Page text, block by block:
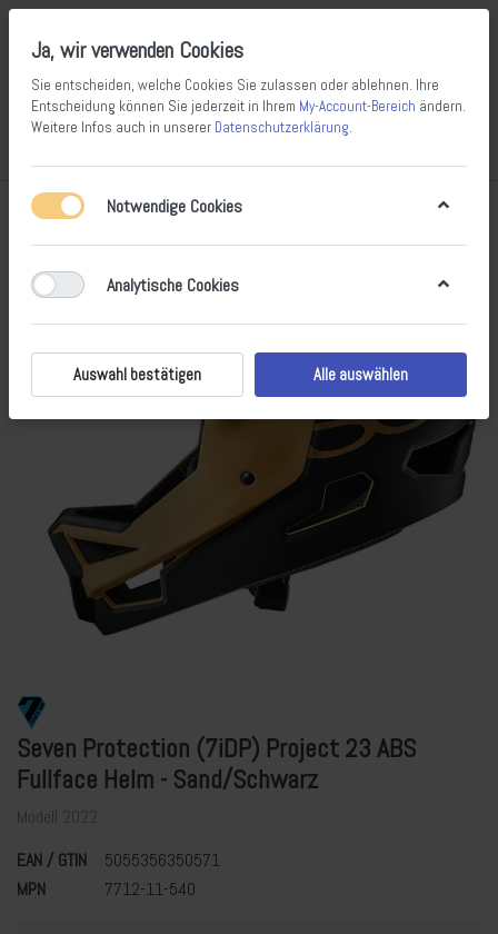
Seven Protection (7iDP) Project 23 ABS
Fullface Helm - Sand/Schwarz
Modell 2022
EAN / GTIN
5055356350571
MPN
7712-11-540
Ja, wir verwenden Cookies
Sie entscheiden, welche Cookies Sie zulassen oder ablehnen. Ihre
Entscheidung können Sie jederzeit in Ihrem My-Account-Bereich ändern.
Weitere Infos auch in unserer Datenschutzerklärung.
Notwendige Cookies
Analytische Cookies
Auswahl bestätigen Alle auswählen